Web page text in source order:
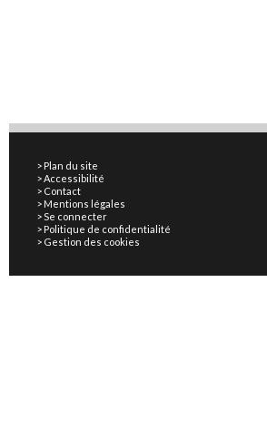
Plan du site
Accessibilité
Contact
Mentions légales
Se connecter
Politique de confidentialité
Gestion des cookies